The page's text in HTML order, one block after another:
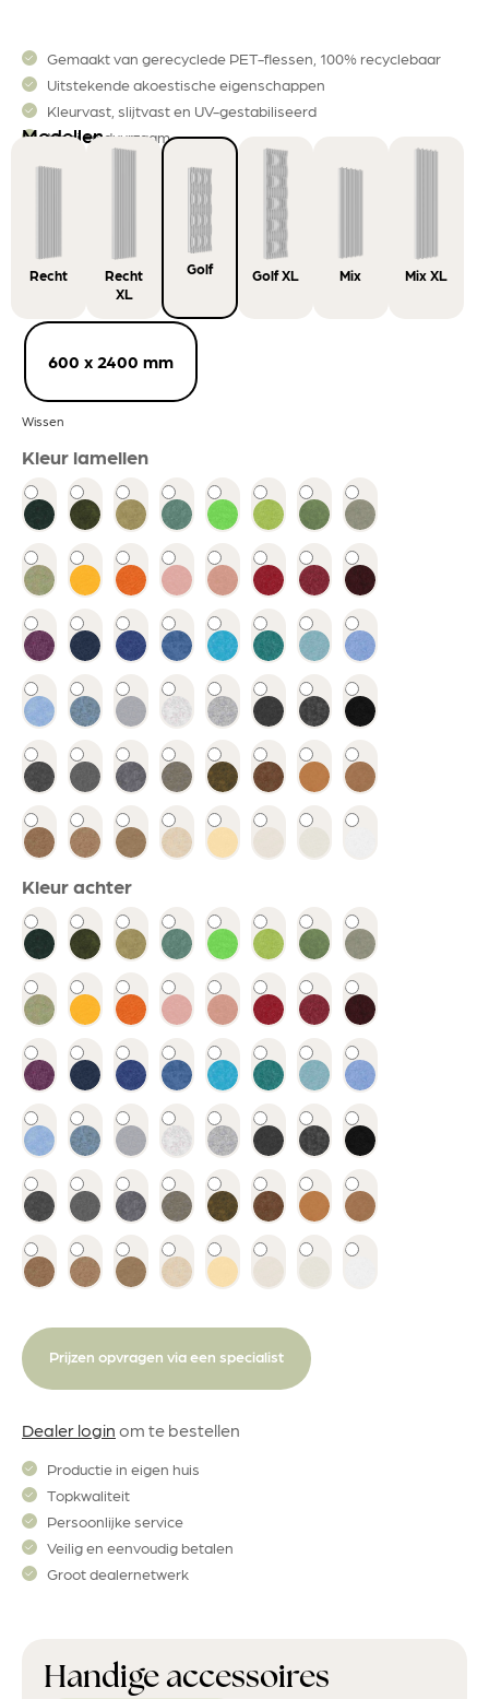
Gemaakt van gerecyclede PET-flessen, 100% recyclebaar
Uitstekende akoestische eigenschappen
Kleurvast, slijtvast en UV-gestabiliseerd
Mooi en duurzaam
Modellen
Recht
Recht
XL
Golf Golf XL Mix Mix XL
600 x 2400 mm
Wissen
Kleur lamellen
Kleur achter
Prijzen opvragen via een specialist
Dealer login om te bestellen
Productie in eigen huis
Topkwaliteit
Persoonlijke service
Veilig en eenvoudig betalen
Groot dealernetwerk
Handige accessoires